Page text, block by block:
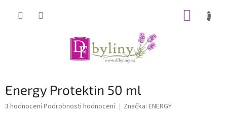
Energy Protektin 50 ml
Průměrné
3 hodnoceníPodrobnosti hodnocení Značka: ENERGY